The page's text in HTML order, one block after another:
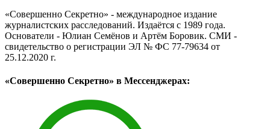
«Совершенно Секретно» - международное издание
журналистских расследований. Издаётся с 1989 года.
Основатели - Юлиан Семёнов и Артём Боровик. CМИ -
свидетельство о регистрации ЭЛ № ФС 77-79634 от
25.12.2020 г.
«Совершенно Секретно» в Мессенджерах: